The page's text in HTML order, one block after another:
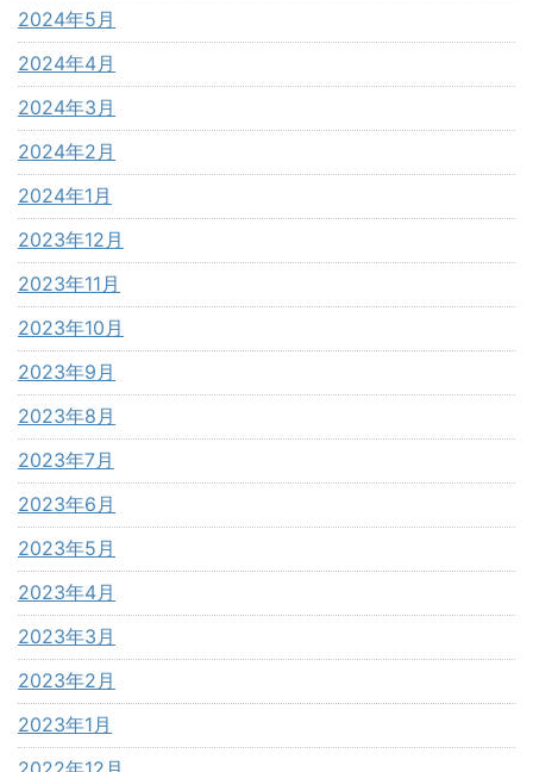
2024年5月
2024年4月
2024年3月
2024年2月
2024年1月
2023年12月
2023年11月
2023年10月
2023年9月
2023年8月
2023年7月
2023年6月
2023年5月
2023年4月
2023年3月
2023年2月
2023年1月